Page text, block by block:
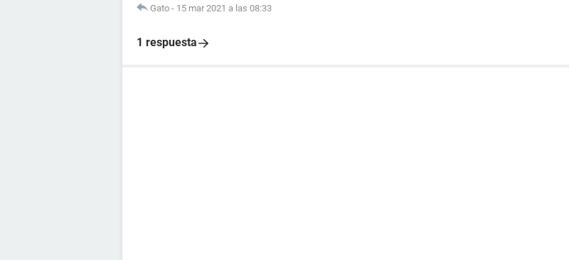
Gato - 15 mar 2021 a las 08:33
1 respuesta